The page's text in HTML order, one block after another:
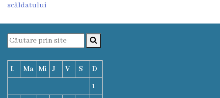
scăldatului
L Ma Mi J V S
D
1